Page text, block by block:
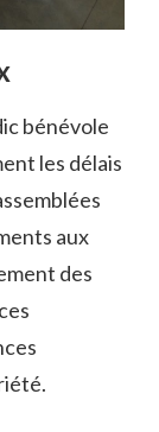
bénévole
les délais
aux
des